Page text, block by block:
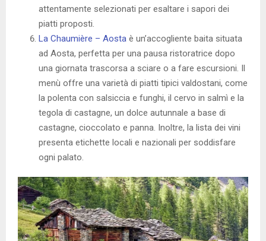
attentamente selezionati per esaltare i sapori dei
piatti proposti.
La Chaumière – Aosta è un’accogliente baita situata
ad Aosta, perfetta per una pausa ristoratrice dopo
una giornata trascorsa a sciare o a fare escursioni. Il
menù offre una varietà di piatti tipici valdostani, come
la polenta con salsiccia e funghi, il cervo in salmì e la
tegola di castagne, un dolce autunnale a base di
castagne, cioccolato e panna. Inoltre, la lista dei vini
presenta etichette locali e nazionali per soddisfare
ogni palato.